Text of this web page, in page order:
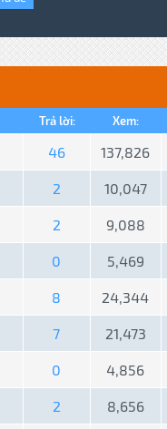
Trả lời: Xem:
46 137,826
2 10,047
2 9,088
0 5,469
8 24,344
7 21,473
0 4,856
2 8,656